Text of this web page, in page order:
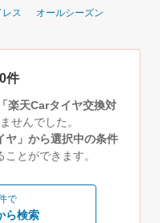
レス オールシーズン
件
「楽天Carタイヤ交換対
せんでした。
ヤ」から選択中の条件
ことができます。
で
ら検索